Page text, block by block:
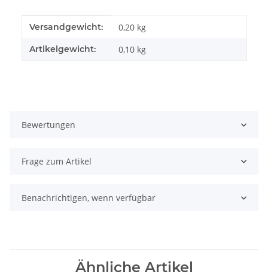
Produkteigenschaft
Wert
Versandgewicht: 0,20 kg
Artikelgewicht: 0,10 kg
Bewertungen
Frage zum Artikel
Benachrichtigen, wenn verfügbar
Ähnliche Artikel